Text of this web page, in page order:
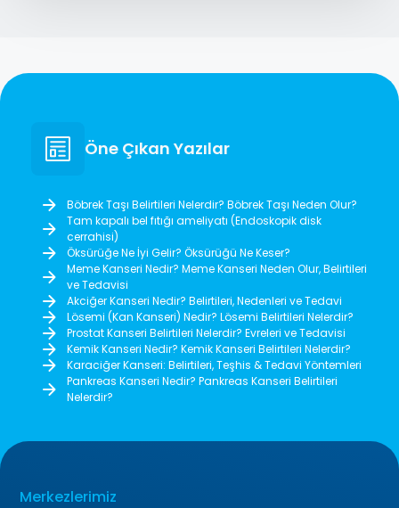
Öne Çıkan Yazılar
Böbrek Taşı Belirtileri Nelerdir? Böbrek Taşı Neden Olur?
Tam kapalı bel fıtığı ameliyatı (Endoskopik disk
cerrahisi)
Öksürüğe Ne İyi Gelir? Öksürüğü Ne Keser?
Meme Kanseri Nedir? Meme Kanseri Neden Olur, Belirtileri
ve Tedavisi
Akciğer Kanseri Nedir? Belirtileri, Nedenleri ve Tedavi
Lösemi (Kan Kanseri) Nedir? Lösemi Belirtileri Nelerdir?
Prostat Kanseri Belirtileri Nelerdir? Evreleri ve Tedavisi
Kemik Kanseri Nedir? Kemik Kanseri Belirtileri Nelerdir?
Karaciğer Kanseri: Belirtileri, Teşhis & Tedavi Yöntemleri
Pankreas Kanseri Nedir? Pankreas Kanseri Belirtileri
Nelerdir?
Merkezlerimiz